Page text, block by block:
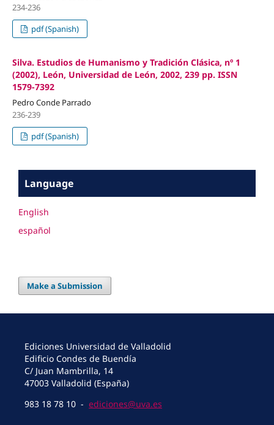
234-236
pdf (Spanish)
Silva. Estudios de Humanismo y Tradición Clásica, nº 1
(2002), León, Universidad de León, 2002, 239 pp. ISSN
1579-7392
Pedro Conde Parrado
236-239
pdf (Spanish)
Language
English
español
Make a Submission
Ediciones Universidad de Valladolid
Edificio Condes de Buendía
C/ Juan Mambrilla, 14
47003 Valladolid (España)
983 18 78 10 - ediciones@uva.es